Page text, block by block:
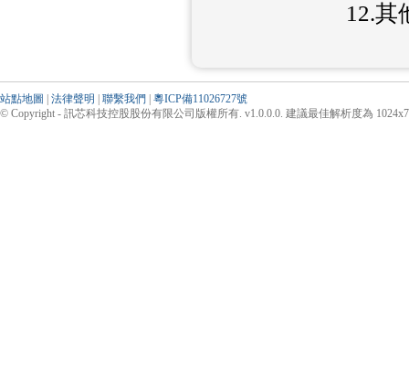
12.其
站點地圖 法律聲明 聯繫我們
粵ICP備11026727號
© Copyright - 訊芯科技控股股份有限公司版權所有. v1.0.0.0. 建議最佳解析度為